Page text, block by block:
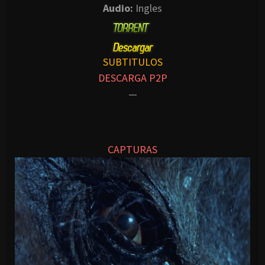
Audio: Ingles
SUBTITULOS
DESCARGA P2P
—
CAPTURAS